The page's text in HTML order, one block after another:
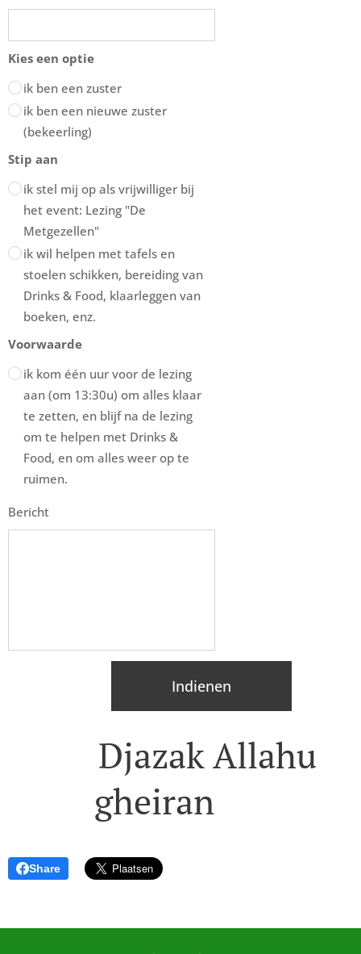
Kies een optie
ik ben een zuster
ik ben een nieuwe zuster
(bekeerling)
Stip aan
ik stel mij op als vrijwilliger bij
het event: Lezing "De
Metgezellen"
ik wil helpen met tafels en
stoelen schikken, bereiding van
Drinks & Food, klaarleggen van
boeken, enz.
Voorwaarde
ik kom één uur voor de lezing
aan (om 13:30u) om alles klaar
te zetten, en blijf na de lezing
om te helpen met Drinks &
Food, en om alles weer op te
ruimen.
Bericht
Indienen
💕 Djazak Allahu
gheiran 💕
Share